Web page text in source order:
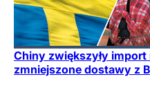
Chiny zwiększyły
zmniejszone dostawy z